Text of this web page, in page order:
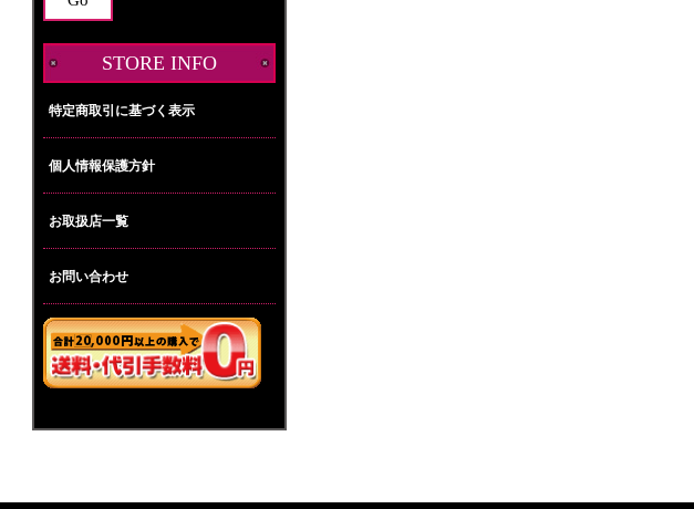
STORE INFO
特定商取引に基づく表示
個人情報保護方針
お取扱店一覧
お問い合わせ